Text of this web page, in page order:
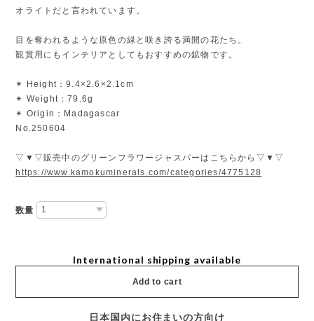
オライトだと言われています。
目を奪われるような原色の緑と咲き誇る満開の花たち。
観賞用にもインテリアとしてもおすすめの鉱物です。
✴︎ Height：9.4×2.6×2.1cm
✴︎ Weight：79.6g
✴︎ Origin：Madagascar
No.250604
▽▼▽販売中のグリーンフラワージャスパーはこちらから▽▼▽
https://www.kamokuminerals.com/categories/4775128
数量
International shipping available
Add to cart
日本国内にお住まいの方向け